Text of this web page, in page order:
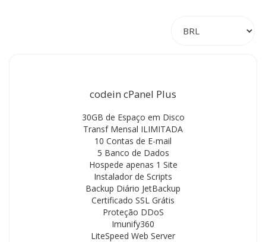
codein cPanel Plus
30GB de Espaço em Disco
Transf Mensal ILIMITADA
10 Contas de E-mail
5 Banco de Dados
Hospede apenas 1 Site
Instalador de Scripts
Backup Diário JetBackup
Certificado SSL Grátis
Proteção DDoS
Imunify360
LiteSpeed Web Server